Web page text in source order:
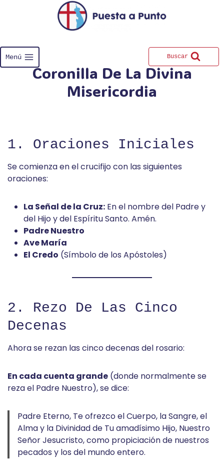
Menú Buscar
Coronilla De La Divina
Misericordia
1. Oraciones Iniciales
Se comienza en el crucifijo con las siguientes
oraciones:
La Señal de la Cruz: En el nombre del Padre y
del Hijo y del Espíritu Santo. Amén.
Padre Nuestro
Ave María
El Credo (Símbolo de los Apóstoles)
2. Rezo De Las Cinco
Decenas
Ahora se rezan las cinco decenas del rosario:
En cada cuenta grande (donde normalmente se
reza el Padre Nuestro), se dice:
Padre Eterno, Te ofrezco el Cuerpo, la Sangre, el
Alma y la Divinidad de Tu amadísimo Hijo, Nuestro
Señor Jesucristo, como propiciación de nuestros
pecados y los del mundo entero.